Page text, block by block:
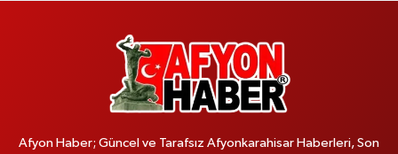
Afyon Haber; Güncel ve Tarafsız Afyonkarahisar Haberleri, Son